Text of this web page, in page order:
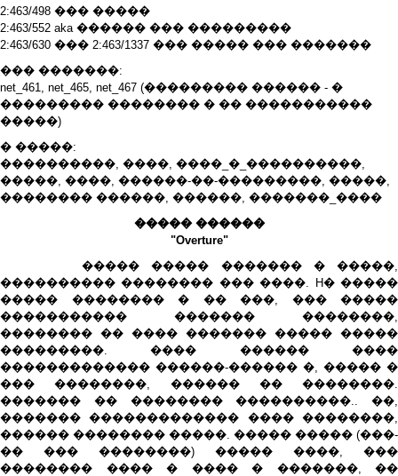
2:463/498 ��� �����
2:463/552 aka ������ ��� ���������
2:463/630 ��� 2:463/1337 ��� ����� ��� �������
��� �������:
net_461, net_465, net_467 (��������� ������ - �
��������� �������� � �� �����������
�����)
� �����:
����������, ����, ����_�_����������,
�����, ����, ������-��-���������, �����,
�������� ������, ������, �������_����
����� ������
"Overture"
����� ����� ������� � �����,
���������� �������� ��� ����. H� �����
����� �������� � �� ���, ��� �����
����������� ������� ��������,
�������� �� ���� ������� ����� �����
���������. ���� ������ ����
������������� ������-������ �, ����� �
��� ��������, ������ �� ��������.
������� �� �������� ����������.. ��,
������� ������������� ���� ��������,
������ �������� �����. ����� ����� (���-
�� ��� ��������) ����� ����, ���
�������� ���� � ���� � �������, ��